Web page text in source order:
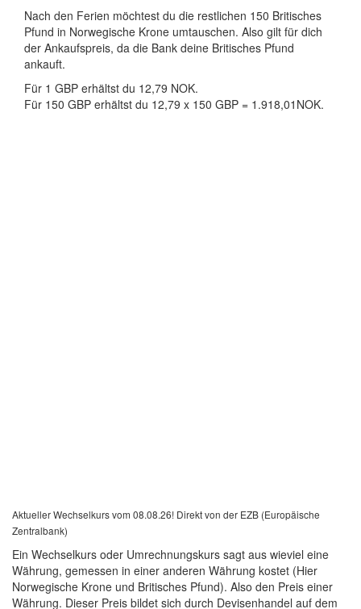
Nach den Ferien möchtest du die restlichen 150 Britisches
Pfund in Norwegische Krone umtauschen. Also gilt für dich
der Ankaufspreis, da die Bank deine Britisches Pfund
ankauft.
Für 1 GBP erhältst du 12,79 NOK.
Für 150 GBP erhältst du 12,79 x 150 GBP = 1.918,01NOK.
Aktueller Wechselkurs vom 08.08.26! Direkt von der EZB (Europäische
Zentralbank)
Ein Wechselkurs oder Umrechnungskurs sagt aus wieviel eine
Währung, gemessen in einer anderen Währung kostet (Hier
Norwegische Krone und Britisches Pfund). Also den Preis einer
Währung. Dieser Preis bildet sich durch Devisenhandel auf dem